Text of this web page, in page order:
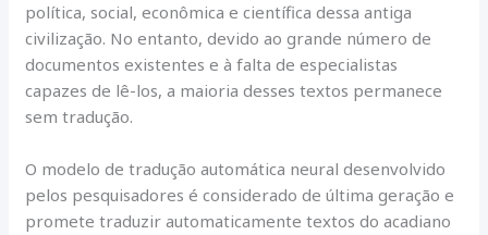
política, social, econômica e científica dessa antiga
civilização. No entanto, devido ao grande número de
documentos existentes e à falta de especialistas
capazes de lê-los, a maioria desses textos permanece
sem tradução.
O modelo de tradução automática neural desenvolvido
pelos pesquisadores é considerado de última geração e
promete traduzir automaticamente textos do acadiano